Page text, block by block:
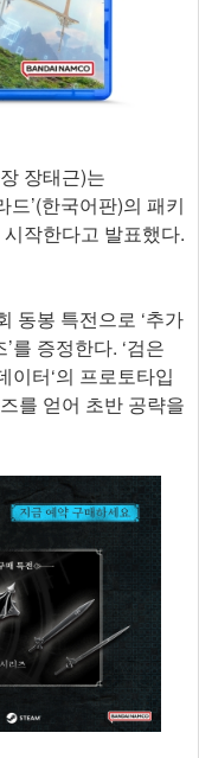
장태근)는
’(한국어판)의 패키
작한다고 발표했다.
동봉 특전으로 ‘추가
를 증정한다. ‘검은
이터‘의 프로토타입
를 얻어 초반 공략을